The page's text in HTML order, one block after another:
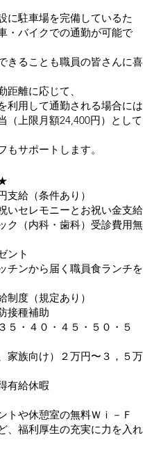
に駐車場を完備しているた
・バイクでの通勤が可能で
きることも職員の皆さんに喜
距離に応じて、
利用して通勤される場合には
（上限月額24,400円）として
もサポートします。
支給（条件あり）
いセレモニーとお祝い金支給
ク（内科・歯科）受診費用無
ント
チンから届く職員食ランチを
制度（規定あり）
接種補助
５・４０・４５・５０・５
家族向け）２万円〜３，５万
有給休暇
トや休憩室の無料Ｗｉ－Ｆ
、福利厚生の充実に力を入れ